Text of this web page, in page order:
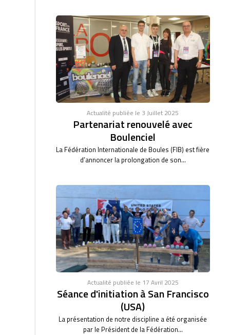
Actualité publiée le 3 Juillet 2025
Partenariat renouvelé avec
Boulenciel
La Fédération Internationale de Boules (FIB) est fière
d’annoncer la prolongation de son...
Actualité publiée le 17 Avril 2025
Séance d'initiation à San Francisco
(USA)
La présentation de notre discipline a été organisée
par le Président de la Fédération...